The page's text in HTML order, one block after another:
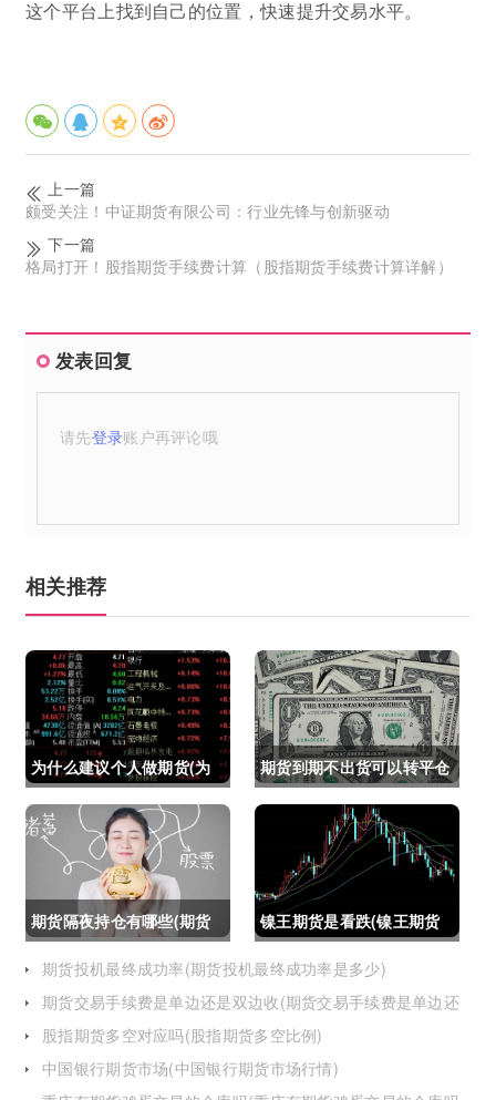
这个平台上找到自己的位置，快速提升交易水平。
上一篇
颇受关注！中证期货有限公司：行业先锋与创新驱动
下一篇
格局打开！股指期货手续费计算（股指期货手续费计算详解）
发表回复
请先登录账户再评论哦
相关推荐
为什么建议个人做期货(为
什么建议个人做期货交易)
期货到期不出货可以转平仓
吗吗(期货如果到期不平仓
怎么办)
期货隔夜持仓有哪些(期货
隔夜持仓有哪些风险)
镍王期货是看跌(镍王期货
是看跌还是看涨)
期货投机最终成功率(期货投机最终成功率是多少)
期货交易手续费是单边还是双边收(期货交易手续费是单边还
股指期货多空对应吗(股指期货多空比例)
中国银行期货市场(中国银行期货市场行情)